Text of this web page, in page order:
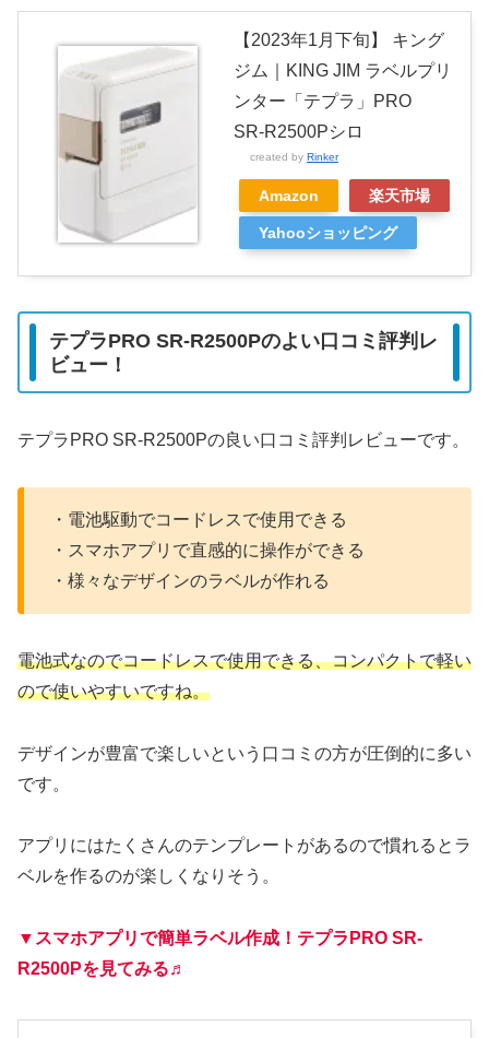
【2023年1月下旬】 キング
ジム｜KING JIM ラベルプリ
ンター「テプラ」PRO
SR-R2500Pシロ
created by Rinker
Amazon 楽天市場
Yahooショッピング
テプラPRO SR-R2500Pのよい口コミ評判レ
ビュー！
テプラPRO SR-R2500Pの良い口コミ評判レビューです。
・電池駆動でコードレスで使用できる
・スマホアプリで直感的に操作ができる
・様々なデザインのラベルが作れる
電池式なのでコードレスで使用できる、コンパクトで軽い
ので使いやすいですね。
デザインが豊富で楽しいという口コミの方が圧倒的に多い
です。
アプリにはたくさんのテンプレートがあるので慣れるとラ
ベルを作るのが楽しくなりそう。
▼スマホアプリで簡単ラベル作成！テプラPRO SR-
R2500Pを見てみる♬